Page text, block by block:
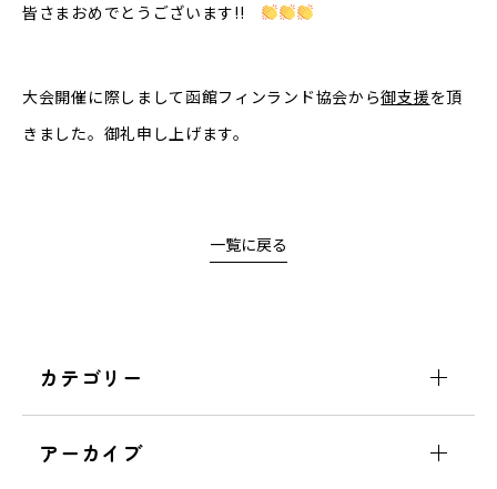
皆さまおめでとうございます!!
大会開催に際しまして函館フィンランド協会から御支援を頂
きました。御礼申し上げます。
一覧に戻る
カテゴリー
アーカイブ